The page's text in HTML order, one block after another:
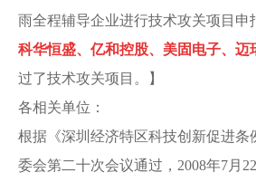
雨全程辅导企业进行技术攻关项目申
科华恒盛、亿和控股、美固电子、迈
过了技术攻关项目。】
各相关单位：
根据《深圳经济特区科技创新促进条
委会第二十次会议通过，2008年7月